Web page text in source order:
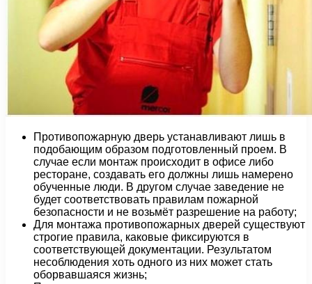
Противопожарную дверь устанавливают лишь в
подобающим образом подготовленный проем. В
случае если монтаж происходит в офисе либо
ресторане, создавать его должны лишь намерено
обученные люди. В другом случае заведение не
будет соответствовать правилам пожарной
безопасности и не возьмёт разрешение на работу;
Для монтажа противопожарных дверей существуют
строгие правила, каковые фиксируются в
соответствующей документации. Результатом
несоблюдения хоть одного из них может стать
оборвавшаяся жизнь;